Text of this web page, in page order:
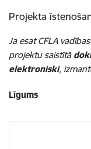
Projekta
Ja esat CFLA
projektu saistītā
elektroniski,
Līgums